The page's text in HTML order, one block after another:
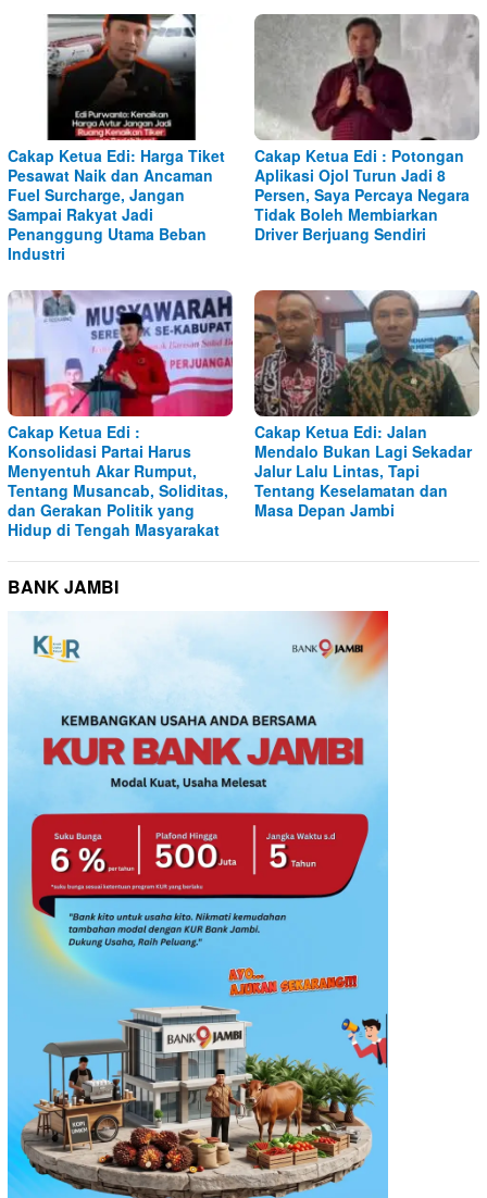
Cakap Ketua Edi: Harga Tiket
Pesawat Naik dan Ancaman
Fuel Surcharge, Jangan
Sampai Rakyat Jadi
Penanggung Utama Beban
Industri
Cakap Ketua Edi : Potongan
Aplikasi Ojol Turun Jadi 8
Persen, Saya Percaya Negara
Tidak Boleh Membiarkan
Driver Berjuang Sendiri
Cakap Ketua Edi :
Konsolidasi Partai Harus
Menyentuh Akar Rumput,
Tentang Musancab, Soliditas,
dan Gerakan Politik yang
Hidup di Tengah Masyarakat
Cakap Ketua Edi: Jalan
Mendalo Bukan Lagi Sekadar
Jalur Lalu Lintas, Tapi
Tentang Keselamatan dan
Masa Depan Jambi
BANK JAMBI